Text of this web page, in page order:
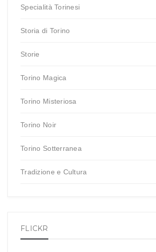
Specialità Torinesi
Storia di Torino
Storie
Torino Magica
Torino Misteriosa
Torino Noir
Torino Sotterranea
Tradizione e Cultura
FLICKR